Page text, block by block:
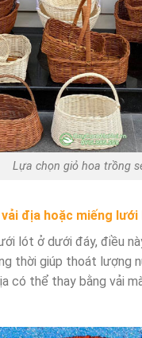
Lựa chọn giỏ hoa trồng
vải địa hoặc miếng
lót ở dưới đáy, điều
thời giúp thoát lượng
có thể thay bằng vải